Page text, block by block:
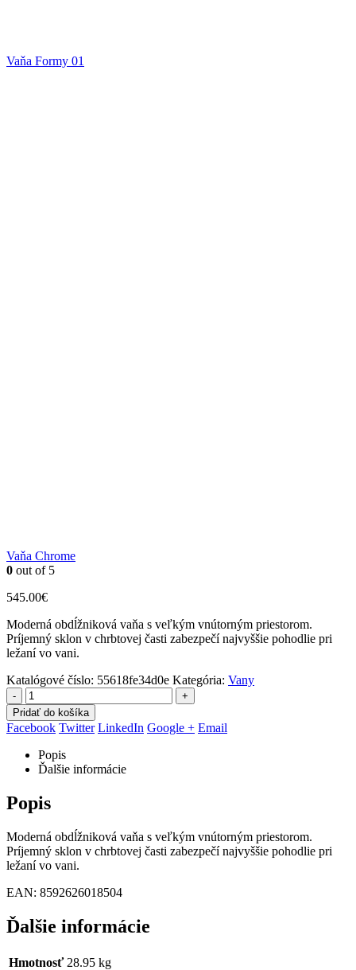
Vaňa Formy 01
Vaňa Chrome
0 out of 5
545.00€
Moderná obdĺžniková vaňa s veľkým vnútorným priestorom.
Príjemný sklon v chrbtovej časti zabezpečí najvyššie pohodlie pri
ležaní vo vani.
Katalógové číslo: 55618fe34d0e Kategória: Vany
-
+
Pridať do košíka
Facebook Twitter LinkedIn Google + Email
Popis
Ďalšie informácie
Popis
Moderná obdĺžniková vaňa s veľkým vnútorným priestorom.
Príjemný sklon v chrbtovej časti zabezpečí najvyššie pohodlie pri
ležaní vo vani.
EAN: 8592626018504
Ďalšie informácie
Hmotnosť 28.95 kg